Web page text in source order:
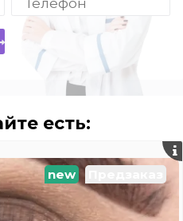
есть:
new